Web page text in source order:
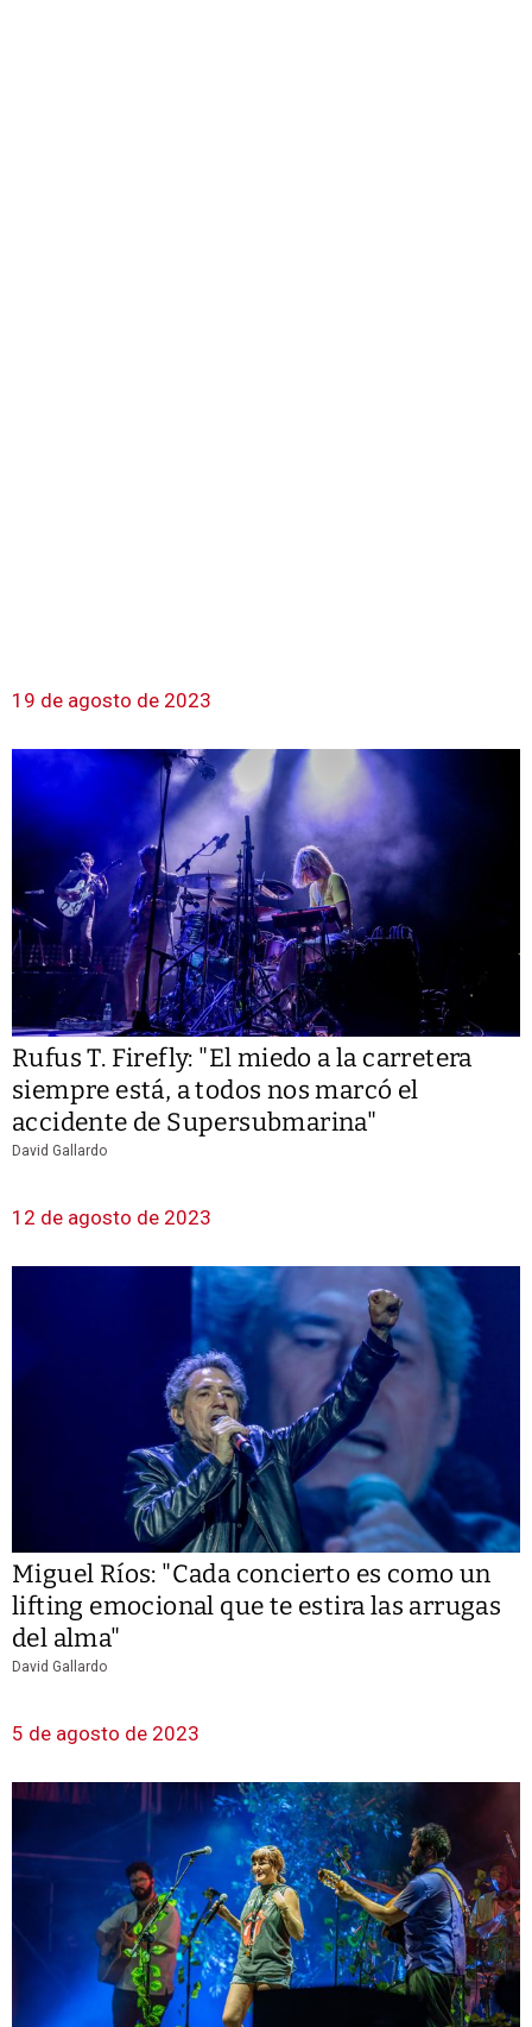
19 de agosto de 2023
Rufus T. Firefly: "El miedo a la carretera
siempre está, a todos nos marcó el
accidente de Supersubmarina"
David Gallardo
12 de agosto de 2023
Miguel Ríos: "Cada concierto es como un
lifting emocional que te estira las arrugas
del alma"
David Gallardo
5 de agosto de 2023